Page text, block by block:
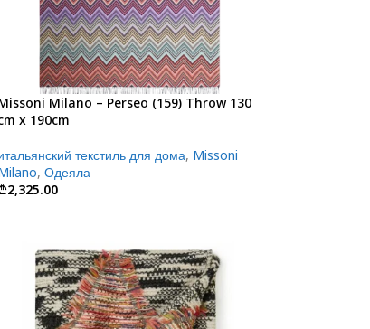
Milano – Perseo (159) Throw 130
x 190cm
текстиль для дома, Missoni
, Одеяла
2,325.00